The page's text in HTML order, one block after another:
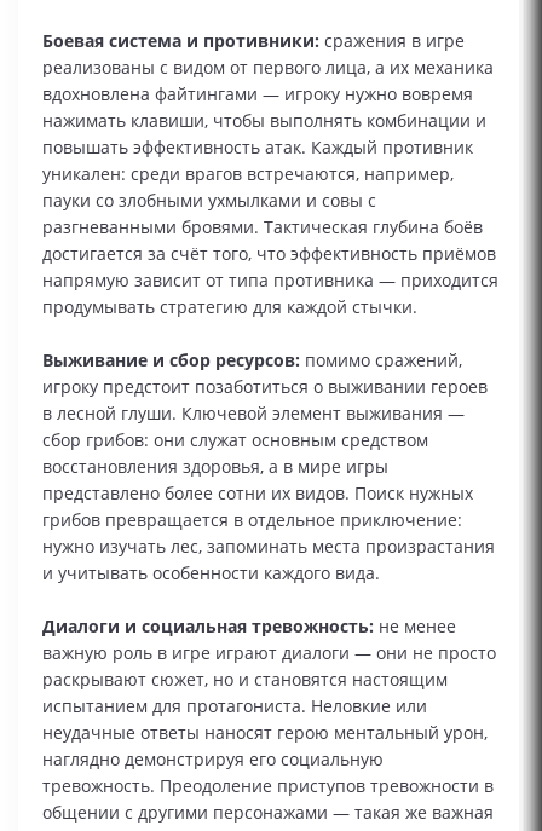
Боевая система и противники: сражения в игре
реализованы с видом от первого лица, а их механика
вдохновлена файтингами — игроку нужно вовремя
нажимать клавиши, чтобы выполнять комбинации и
повышать эффективность атак. Каждый противник
уникален: среди врагов встречаются, например,
пауки со злобными ухмылками и совы с
разгневанными бровями. Тактическая глубина боёв
достигается за счёт того, что эффективность приёмов
напрямую зависит от типа противника — приходится
продумывать стратегию для каждой стычки.
Выживание и сбор ресурсов: помимо сражений,
игроку предстоит позаботиться о выживании героев
в лесной глуши. Ключевой элемент выживания —
сбор грибов: они служат основным средством
восстановления здоровья, а в мире игры
представлено более сотни их видов. Поиск нужных
грибов превращается в отдельное приключение:
нужно изучать лес, запоминать места произрастания
и учитывать особенности каждого вида.
Диалоги и социальная тревожность: не менее
важную роль в игре играют диалоги — они не просто
раскрывают сюжет, но и становятся настоящим
испытанием для протагониста. Неловкие или
неудачные ответы наносят герою ментальный урон,
наглядно демонстрируя его социальную
тревожность. Преодоление приступов тревожности в
общении с другими персонажами — такая же важная